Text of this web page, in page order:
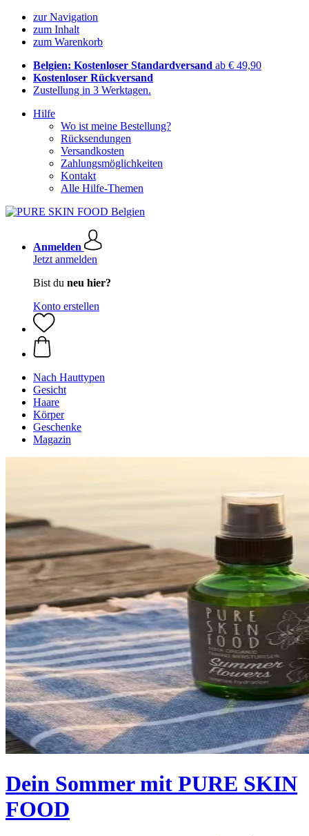
zur Navigation
zum Inhalt
zum Warenkorb
Belgien: Kostenloser Standardversand ab € 49,90
Kostenloser Rückversand
Zustellung in 3 Werktagen.
Hilfe
Wo ist meine Bestellung?
Rücksendungen
Versandkosten
Zahlungsmöglichkeiten
Kontakt
Alle Hilfe-Themen
Anmelden
Jetzt anmelden
Bist du neu hier?
Konto erstellen
Nach Hauttypen
Gesicht
Haare
Körper
Geschenke
Magazin
Dein Sommer mit PURE SKIN
FOOD